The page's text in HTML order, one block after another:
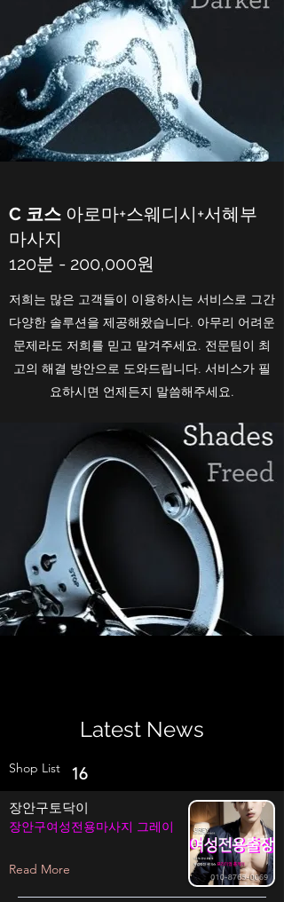
C 코스 아로마+스웨디시+서혜부
마사지
120분 - 200,000원
저희는 많은 고객들이 이용하시는 서비스로 그간
다양한 솔루션을 제공해왔습니다. 아무리 어려운
문제라도 저희를 믿고 맡겨주세요. 전문팀이 최
고의 해결 방안으로 도와드립니다. 서비스가 필
요하시면 언제든지 말씀해주세요.
Latest News
Shop List 16
장안구토닥이
장안구여성전용마사지 그레이
Read More